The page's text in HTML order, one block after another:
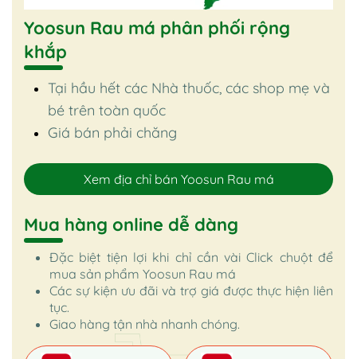
Yoosun Rau má phân phối rộng
khắp
Tại hầu hết các Nhà thuốc, các shop mẹ và
bé trên toàn quốc
Giá bán phải chăng
Xem địa chỉ bán Yoosun Rau má
Mua hàng online dễ dàng
Đặc biệt tiện lợi khi chỉ cần vài Click chuột để
mua sản phẩm Yoosun Rau má
Các sự kiện ưu đãi và trợ giá được thực hiện liên
tục.
Giao hàng tận nhà nhanh chóng.